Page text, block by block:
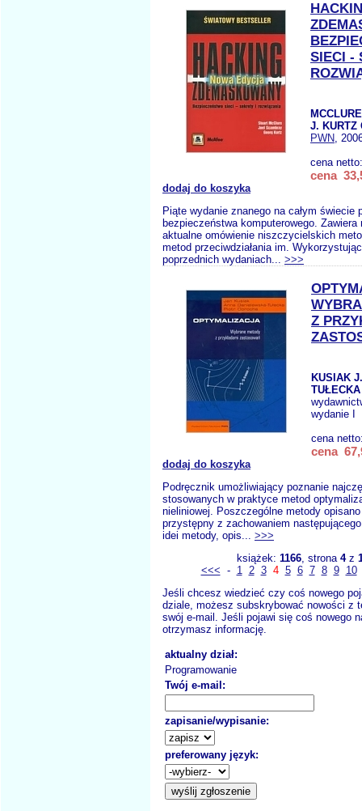
SIECI -
J. KURTZ
PWN,
cena
cena
dodaj do koszyka
Piąte wydanie znanego na całym świecie
bezpieczeństwa komputerowego. Zawiera
aktualne omówienie niszczycielskich
metod przeciwdziałania im.
poprzednich wydaniach... >>>
Z
KUSIAK
wydanie I
cena
cena
dodaj do koszyka
Podręcznik umożliwiający poznanie
stosowanych w praktyce metod
nieliniowej. Poszczególne metody
przystępny z zachowaniem
idei metody, opis... >>>
książek: 1166, strona 4z
<<< - 1 2 3 4 5 6 7 8 9
10
Jeśli chcesz wiedzieć czy coś nowego
dziale, możesz subskrybować nowości z
swój e-mail. Jeśli pojawi się coś nowego
otrzymasz informację.
aktualny dział:
Programowanie
Twój e-mail:
zapisanie/wypisanie:
preferowany język: